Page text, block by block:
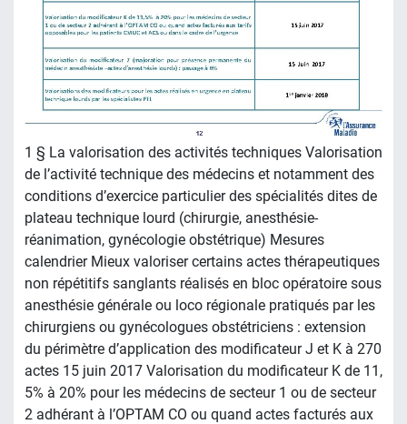
1 § La valorisation des activités techniques Valorisation
de l’activité technique des médecins et notamment des
conditions d’exercice particulier des spécialités dites de
plateau technique lourd (chirurgie, anesthésie-
réanimation, gynécologie obstétrique) Mesures
calendrier Mieux valoriser certains actes thérapeutiques
non répétitifs sanglants réalisés en bloc opératoire sous
anesthésie générale ou loco régionale pratiqués par les
chirurgiens ou gynécologues obstétriciens : extension
du périmètre d’application des modificateur J et K à 270
actes 15 juin 2017 Valorisation du modificateur K de 11,
5% à 20% pour les médecins de secteur 1 ou de secteur
2 adhérant à l’OPTAM CO ou quand actes facturés aux